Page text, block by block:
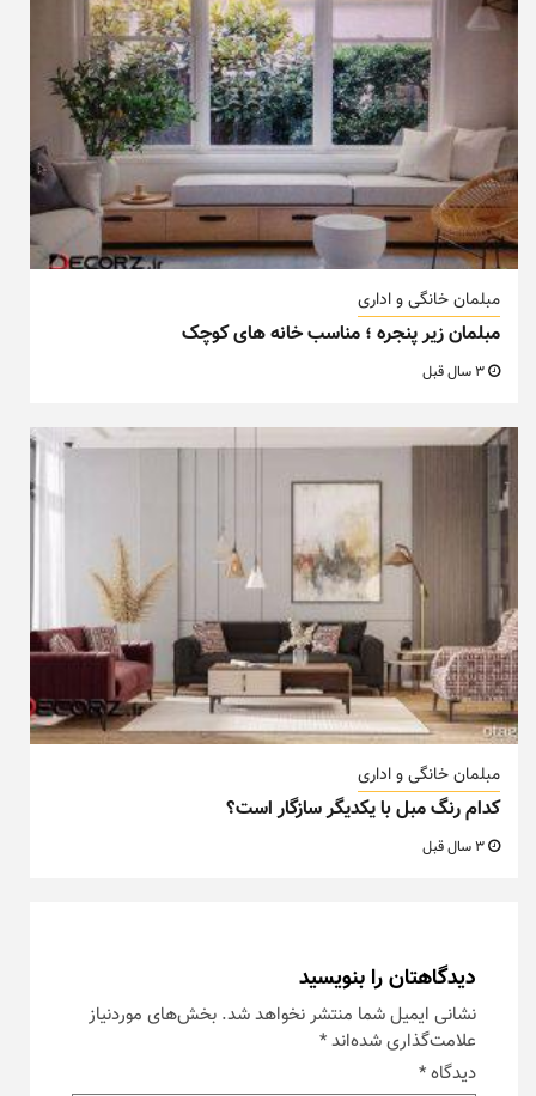
مبلمان خانگی و اداری
مبلمان زیر پنجره ؛ مناسب خانه های کوچک
مبلمان خانگی و اداری
کدام رنگ مبل با یکدیگر سازگار است؟
دیدگاهتان را بنویسید
نشانی ایمیل شما منتشر نخواهد شد. بخش‌های موردنیاز
علامت‌گذاری شده‌اند*
دیدگاه*